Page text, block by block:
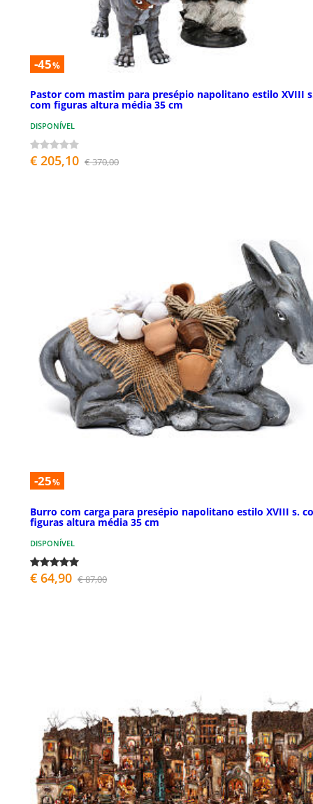
-45%
Pastor com mastim para presépio napolitano estilo XVIII
com figuras altura média 35 cm
DISPONÍVEL
€ 205,10 € 370,00
-25%
Burro com carga para presépio napolitano estilo XVIII s.
figuras altura média 35 cm
DISPONÍVEL
€ 64,90 € 87,00